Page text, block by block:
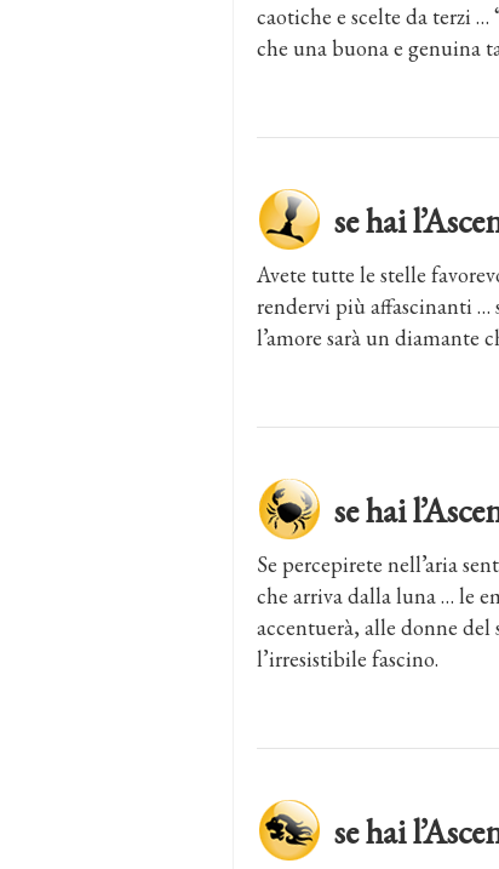
caotiche e scelte da terzi …
che una buona e genuina
se hai
Avete tutte le stelle
rendervi più affascinanti
l’amore sarà un diamante
se hai
Se percepirete nell’aria
che arriva dalla luna … le
accentuerà, alle donne
l’irresistibile fascino.
se hai